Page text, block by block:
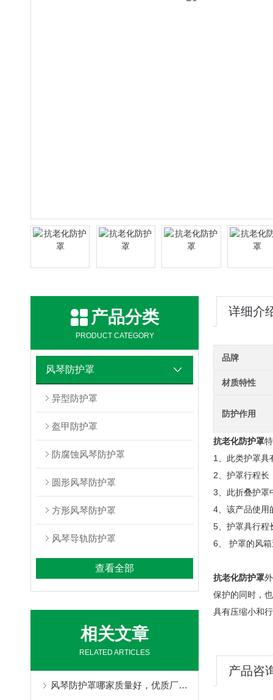
产品分类
PRODUCT CATEGORY
风琴防护罩
异型防护罩
盔甲防护罩
防腐蚀风琴防护罩
圆形风琴防护罩
方形风琴防护罩
风琴导轨防护罩
查看全部
相关文章
RELATED ARTICLES
风琴防护罩哪家质量好，优质厂家定制不得了
详细介
品牌
材质特性
防护作用
抗老化防护罩
1、此类护罩具
2、护罩行程
3、此折叠护罩
4、该产品使用
5、护罩具行
6、 护罩的风
抗老化防护罩
保护的同时，
具有压缩小和
产品咨